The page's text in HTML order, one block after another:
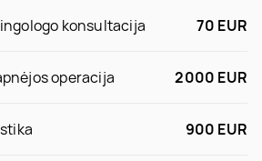
konsultacija 70 EUR
operacija 2000 EUR
900 EUR